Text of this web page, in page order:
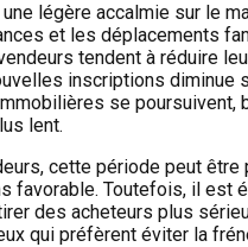
une légère accalmie sur le
et les déplacements
tendent à réduire
inscriptions diminue
se poursuivent,
lent.
cette période peut être
favorable. Toutefois, il est
des acheteurs plus
qui préfèrent éviter la